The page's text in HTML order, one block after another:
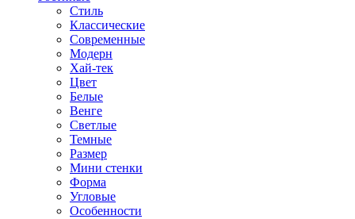
Стиль
Классические
Современные
Модерн
Хай-тек
Цвет
Белые
Венге
Светлые
Темные
Размер
Мини стенки
Форма
Угловые
Особенности